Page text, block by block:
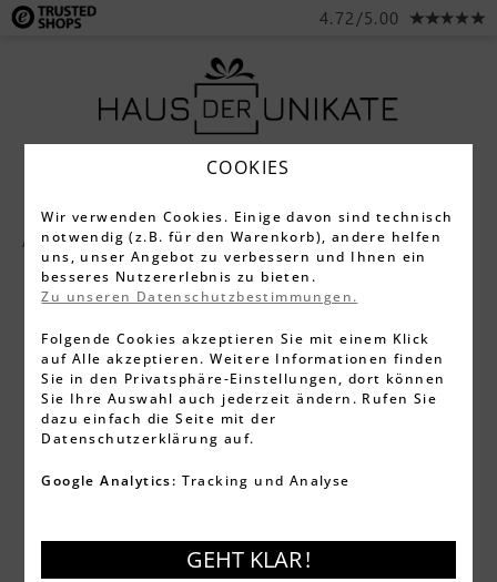
4.72/5.00
Alle Produkte Küchenzubehör
COOKIES
Wir verwenden Cookies. Einige davon sind technisch
notwendig (z.B. für den Warenkorb), andere helfen
uns, unser Angebot zu verbessern und Ihnen ein
besseres Nutzererlebnis zu bieten.
Zu unseren Datenschutzbestimmungen.
Folgende Cookies akzeptieren Sie mit einem Klick
auf Alle akzeptieren. Weitere Informationen finden
Sie in den Privatsphäre-Einstellungen, dort können
Sie Ihre Auswahl auch jederzeit ändern. Rufen Sie
dazu einfach die Seite mit der
Datenschutzerklärung auf.
Google Analytics: Tracking und Analyse
GEHT KLAR !